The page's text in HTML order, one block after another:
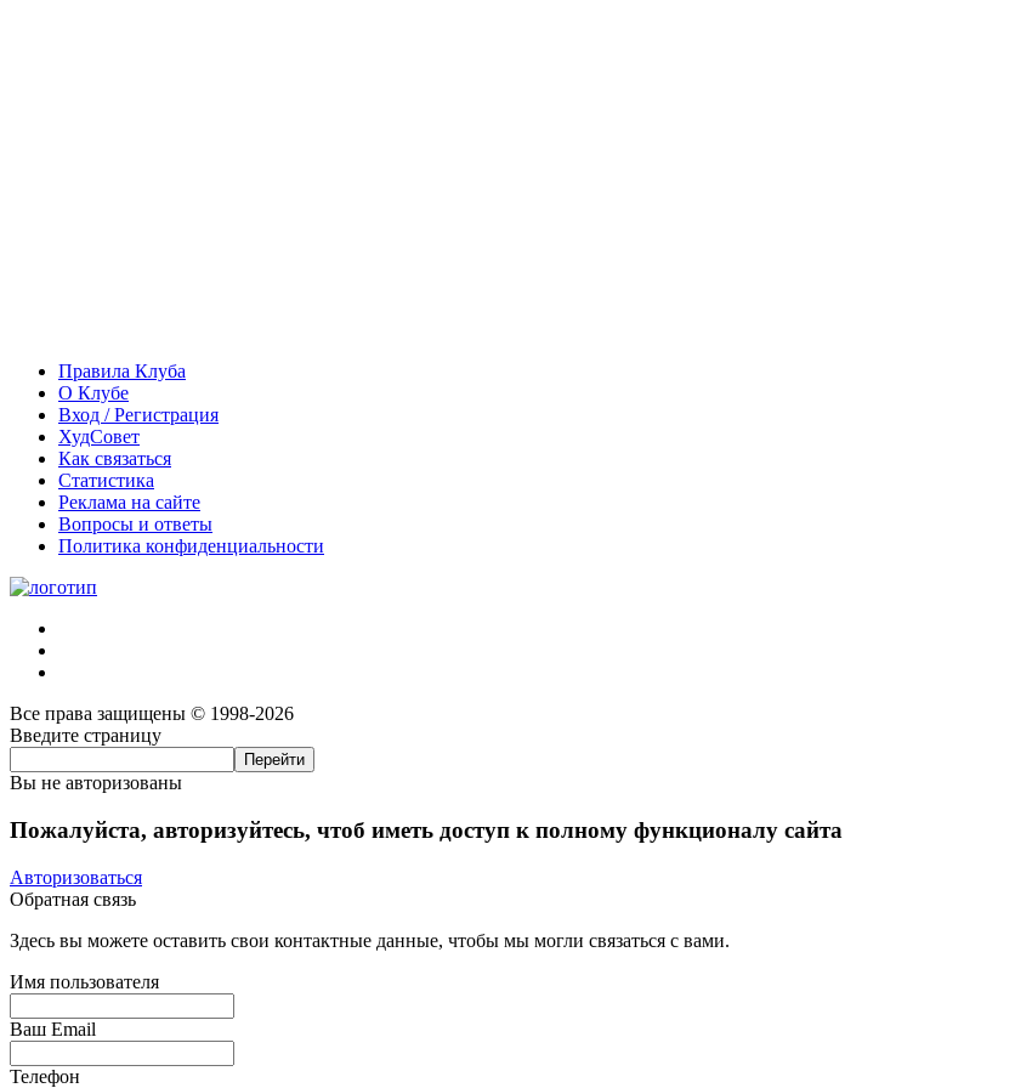
Правила Клуба
О Клубе
Вход / Регистрация
ХудСовет
Как связаться
Статистика
Реклама на сайте
Вопросы и ответы
Политика конфиденциальности
Все права защищены © 1998-2026
Введите страницу
Вы не авторизованы
Пожалуйста, авторизуйтесь, чтоб иметь доступ к полному функционалу сайта
Авторизоваться
Обратная связь
Здесь вы можете оставить свои контактные данные, чтобы мы могли связаться с вами.
Имя пользователя
Ваш Email
Телефон